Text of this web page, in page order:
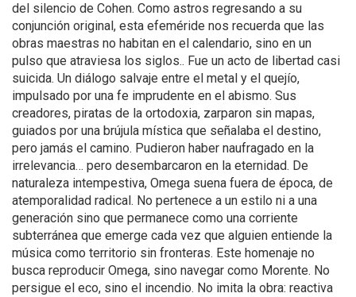
del silencio de Cohen. Como astros regresando a su
conjunción original, esta efeméride nos recuerda que las
obras maestras no habitan en el calendario, sino en un
pulso que atraviesa los siglos.. Fue un acto de libertad casi
suicida. Un diálogo salvaje entre el metal y el quejío,
impulsado por una fe imprudente en el abismo. Sus
creadores, piratas de la ortodoxia, zarparon sin mapas,
guiados por una brújula mística que señalaba el destino,
pero jamás el camino. Pudieron haber naufragado en la
irrelevancia… pero desembarcaron en la eternidad. De
naturaleza intempestiva, Omega suena fuera de época, de
atemporalidad radical. No pertenece a un estilo ni a una
generación sino que permanece como una corriente
subterránea que emerge cada vez que alguien entiende la
música como territorio sin fronteras. Este homenaje no
busca reproducir Omega, sino navegar como Morente. No
persigue el eco, sino el incendio. No imita la obra: reactiva